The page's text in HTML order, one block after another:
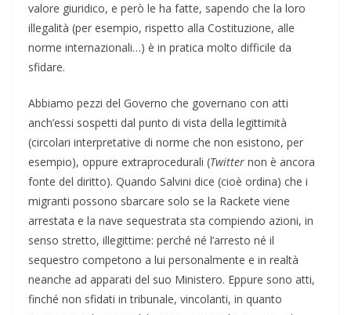
valore giuridico, e però le ha fatte, sapendo che la loro
illegalità (per esempio, rispetto alla Costituzione, alle
norme internazionali…) è in pratica molto difficile da
sfidare.
Abbiamo pezzi del Governo che governano con atti
anch’essi sospetti dal punto di vista della legittimità
(circolari interpretative di norme che non esistono, per
esempio), oppure extraprocedurali (Twitter non è ancora
fonte del diritto). Quando Salvini dice (cioè ordina) che i
migranti possono sbarcare solo se la Rackete viene
arrestata e la nave sequestrata sta compiendo azioni, in
senso stretto, illegittime: perché né l’arresto né il
sequestro competono a lui personalmente e in realtà
neanche ad apparati del suo Ministero. Eppure sono atti,
finché non sfidati in tribunale, vincolanti, in quanto